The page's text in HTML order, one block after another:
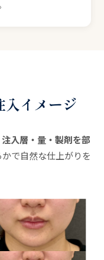
入イメージ
注入層・量・製剤を部
で自然な仕上がりを